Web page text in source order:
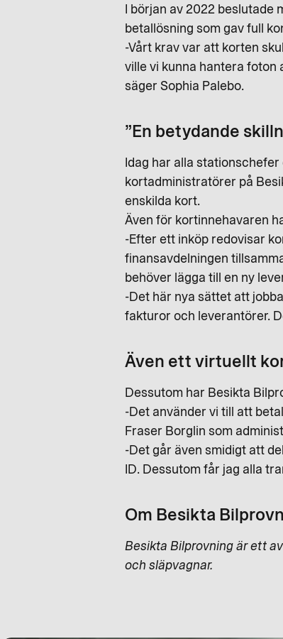
I början av 2022 beslutade
betallösning som gav full
-Vårt krav var att korten
ville vi kunna hantera foton
säger Sophia Palebo.
”En betydande
Idag har alla
kortadministratörer på
enskilda kort.
Även för kortinnehavaren
-Efter ett inköp redovisar
finansavdelningen
behöver lägga till en ny
-Det här nya sättet att
fakturor och leverantörer.
Även ett virtuellt
Dessutom har Besikta
-Det använder vi till att
Fraser Borglin som
-Det går även smidigt att
ID. Dessutom får jag alla
Om Besikta
Besikta Bilprovning är ett
och släpvagnar.